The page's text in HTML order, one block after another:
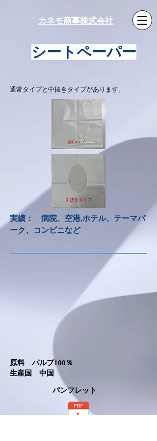
カネモ商事株式会社
シートペーパー
​通常タイプと中抜きタイプがあります。
実績： 病院、空港,ホテル、テーマパ
ーク、コンビニなど
原料 パルプ100％
​生産国 中国
パンフレット